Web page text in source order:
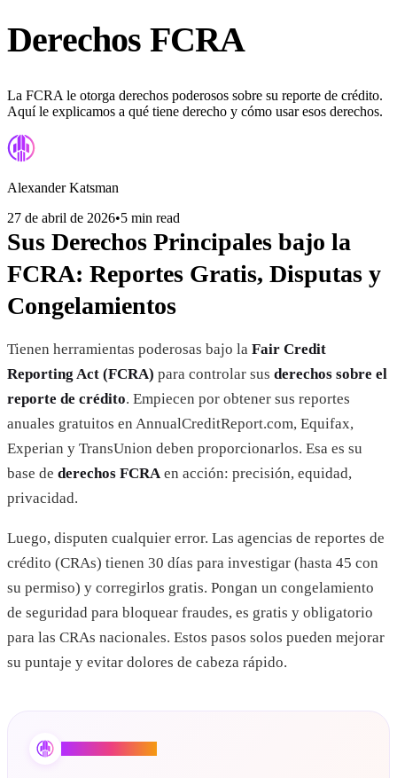
Derechos FCRA
La FCRA le otorga derechos poderosos sobre su reporte de crédito.
Aquí le explicamos a qué tiene derecho y cómo usar esos derechos.
Alexander Katsman
27 de abril de 2026•5 min read
Sus Derechos Principales bajo la
FCRA: Reportes Gratis, Disputas y
Congelamientos
Tienen herramientas poderosas bajo la Fair Credit
Reporting Act (FCRA) para controlar sus derechos sobre el
reporte de crédito. Empiecen por obtener sus reportes
anuales gratuitos en AnnualCreditReport.com, Equifax,
Experian y TransUnion deben proporcionarlos. Esa es su
base de derechos FCRA en acción: precisión, equidad,
privacidad.
Luego, disputen cualquier error. Las agencias de reportes de
crédito (CRAs) tienen 30 días para investigar (hasta 45 con
su permiso) y corregirlos gratis. Pongan un congelamiento
de seguridad para bloquear fraudes, es gratis y obligatorio
para las CRAs nacionales. Estos pasos solos pueden mejorar
su puntaje y evitar dolores de cabeza rápido.